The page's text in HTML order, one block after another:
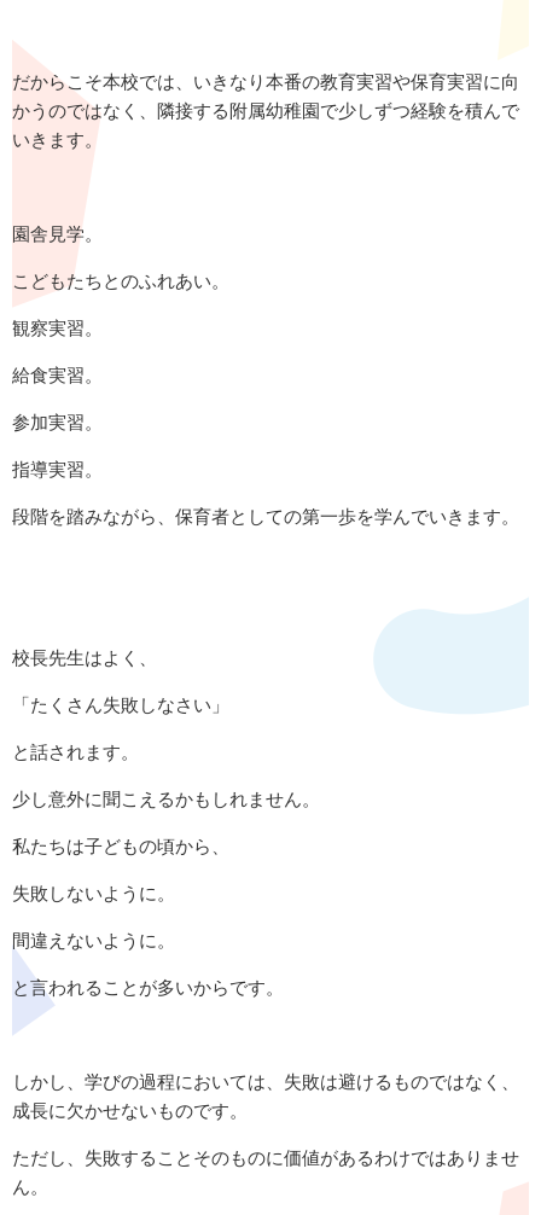
だからこそ本校では、いきなり本番の教育実習や保育実習に向
かうのではなく、隣接する附属幼稚園で少しずつ経験を積んで
いきます。
園舎見学。
こどもたちとのふれあい。
観察実習。
給食実習。
参加実習。
指導実習。
段階を踏みながら、保育者としての第一歩を学んでいきます。
校長先生はよく、
「たくさん失敗しなさい」
と話されます。
少し意外に聞こえるかもしれません。
私たちは子どもの頃から、
失敗しないように。
間違えないように。
と言われることが多いからです。
しかし、学びの過程においては、失敗は避けるものではなく、
成長に欠かせないものです。
ただし、失敗することそのものに価値があるわけではありませ
ん。